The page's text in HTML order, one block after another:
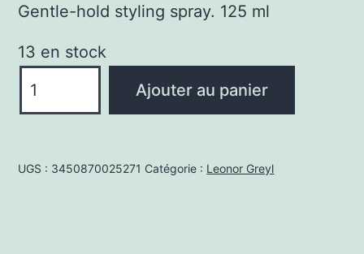
Gentle-hold styling spray. 125 ml
13 en stock
de
125ml
Ajouter au panier
UGS : 3450870025271 Catégorie : Leonor Greyl